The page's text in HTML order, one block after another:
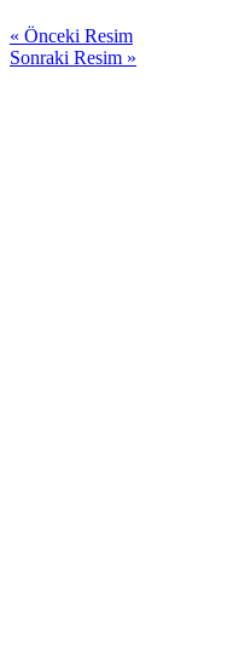
« Önceki Resim
Sonraki Resim »